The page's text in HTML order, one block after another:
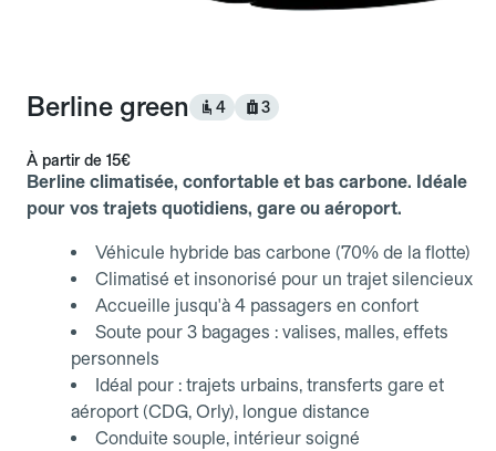
Berline green 4 3
À partir de 15€
Berline climatisée, confortable et bas carbone. Idéale
pour vos trajets quotidiens, gare ou aéroport.
Véhicule hybride bas carbone (70% de la flotte)
Climatisé et insonorisé pour un trajet silencieux
Accueille jusqu'à 4 passagers en confort
Soute pour 3 bagages : valises, malles, effets
personnels
Idéal pour : trajets urbains, transferts gare et
aéroport (CDG, Orly), longue distance
Conduite souple, intérieur soigné